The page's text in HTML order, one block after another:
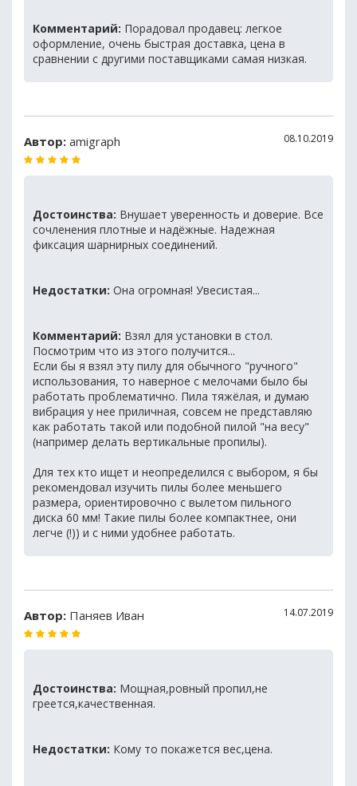
Комментарий: Порадовал продавец: легкое
оформление, очень быстрая доставка, цена в
сравнении с другими поставщиками самая низкая.
Автор: amigraph 08.10.2019
Достоинства: Внушает уверенность и доверие. Все
сочленения плотные и надёжные. Надежная
фиксация шарнирных соединений.
Недостатки: Она огромная! Увесистая...
Комментарий: Взял для установки в стол.
Посмотрим что из этого получится...
Если бы я взял эту пилу для обычного "ручного"
использования, то наверное с мелочами было бы
работать проблематично. Пила тяжёлая, и думаю
вибрация у нее приличная, совсем не представляю
как работать такой или подобной пилой "на весу"
(например делать вертикальные пропилы).
Для тех кто ищет и неопределился с выбором, я бы
рекомендовал изучить пилы более меньшего
размера, ориентировочно с вылетом пильного
диска 60 мм! Такие пилы более компактнее, они
легче (!)) и с ними удобнее работать.
Автор: Паняев Иван 14.07.2019
Достоинства: Мощная,ровный пропил,не
греется,качественная.
Недостатки: Кому то покажется вес,цена.